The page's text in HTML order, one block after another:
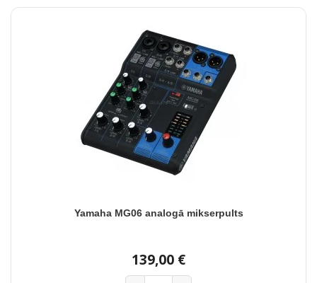
Yamaha MG06 analogā mikserpults
139,00 €